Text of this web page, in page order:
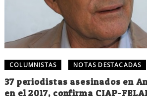
COLUMNISTAS NOTAS DESTACADAS
37 periodistas asesinados en
en el 2017, confirma CIAP-